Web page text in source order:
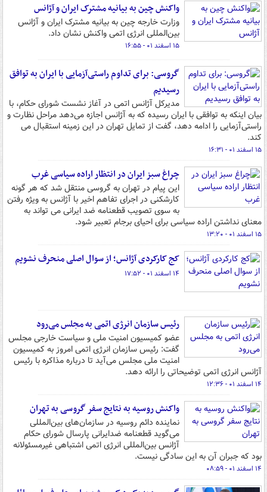
واکنش چین به بیانیه مشترک ایران و آژانس
وزارت خارجه چین به بیانیه مشترک ایران و آژانس
بین‌المللی انرژی اتمی واکنش نشان داد.
۱۵ اسفند ۰۱ - ۱۶:۵۵
گروسی: برای تداوم راستی‌آزمایی با ایران به توافق
رسیدیم
مدیرکل آژانس اتمی در آغاز نشست شورای حکام، با
بیان اینکه به توافقی با ایران رسیده که به آژانس اجازه می‌دهد مراحل نظارت و
راستی‌آزمایی را ادامه دهد، گفت از تمایل تهران در این زمینه استقبال می
کند.
۱۵ اسفند ۰۱ - ۱۶:۳۱
چراغ سبز ایران در انتظار اراده سیاسی غرب
این پیام در تهران به گروسی منتقل شد که هر گونه
کارشکنی در اجرای تفاهم اخیر با آژانس به ویژه رفتن
به سوی تصویب قطعنامه ضد ایرانی می تواند به
معنای نداشتن اراده سیاسی برای احیای برجام تعبیر شود.
۱۵ اسفند ۰۱ - ۱۳:۲۰
کج کارکردی آژانس؛ از سوال اصلی منحرف نشویم
۱۴ اسفند ۰۱ - ۱۷:۵۲
رئیس سازمان انرژی اتمی به مجلس می‌رود
عضو کمیسیون امنیت ملی و سیاست خارجی مجلس
گفت: رئیس سازمان انرژی اتمی امروز به کمیسیون
امنیت ملی مجلس می‌آید تا درباره مذاکره با رئیس
آژانس انرژی اتمی توضیحاتی را ارائه دهد.
۱۴ اسفند ۰۱ - ۱۲:۳۶
واکنش روسیه به نتایج سفر گروسی به تهران
نماینده دائم روسیه در سازمان‌های بین‌المللی
می‌گوید قطعنامه ضدایرانی پارسال شورای حکام
آژانس بین‌المللی انرژی اتمی اشتباهی غیرمسئولانه
بود که جبران آن به این سادگی نیست.
۱۴ اسفند ۰۱ - ۰۸:۵۹